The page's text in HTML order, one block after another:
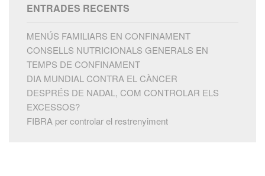
ENTRADES RECENTS
MENÚS FAMILIARS EN CONFINAMENT
CONSELLS NUTRICIONALS GENERALS EN
TEMPS DE CONFINAMENT
DIA MUNDIAL CONTRA EL CÀNCER
DESPRÉS DE NADAL, COM CONTROLAR ELS
EXCESSOS?
FIBRA per controlar el restrenyiment